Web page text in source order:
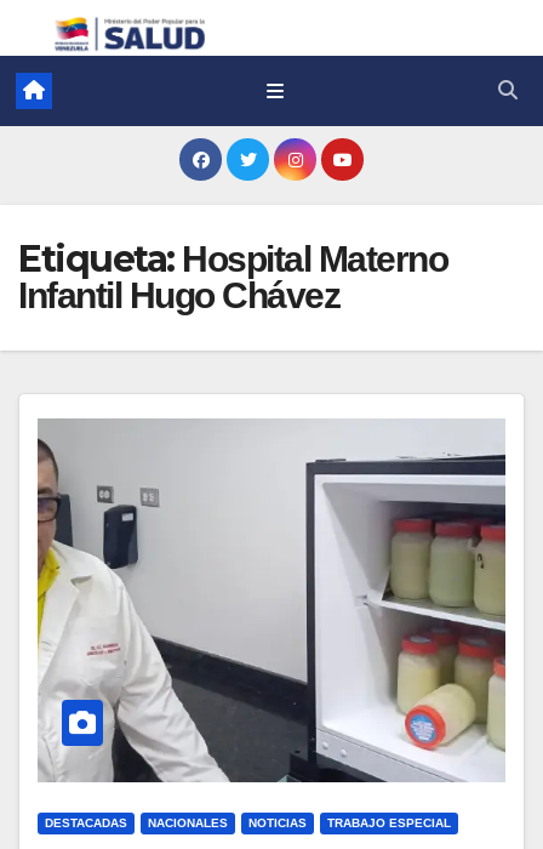
Etiqueta: Hospital Materno
Infantil Hugo Chávez
DESTACADAS NACIONALES NOTICIAS TRABAJO ESPECIAL